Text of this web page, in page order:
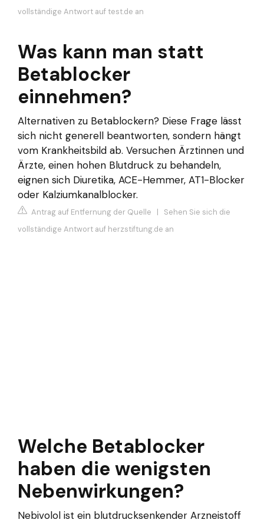
vollständige Antwort auf test.de an
Was kann man statt
Betablocker
einnehmen?
Alternativen zu Betablockern? Diese Frage lässt
sich nicht generell beantworten, sondern hängt
vom Krankheitsbild ab. Versuchen Ärztinnen und
Ärzte, einen hohen Blutdruck zu behandeln,
eignen sich Diuretika, ACE-Hemmer, AT1-Blocker
oder Kalziumkanalblocker.
Antrag auf Entfernung der Quelle | Sehen Sie sich die
vollständige Antwort auf herzstiftung.de an
Welche Betablocker
haben die wenigsten
Nebenwirkungen?
Nebivolol ist ein blutdrucksenkender Arzneistoff